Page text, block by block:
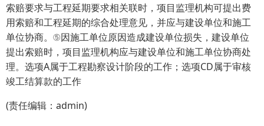
索赔要求与工程延期要求相关联时，项目监理机构可提出费
用索赔和工程延期的综合处理意见，并应与建设单位和施工
单位协商。⑤因施工单位原因造成建设单位损失，建设单位
提出索赔时，项目监理机构应与建设单位和施工单位协商处
理。选项A属于工程勘察设计阶段的工作；选项CD属于审核
竣工结算款的工作
(责任编辑：admin)